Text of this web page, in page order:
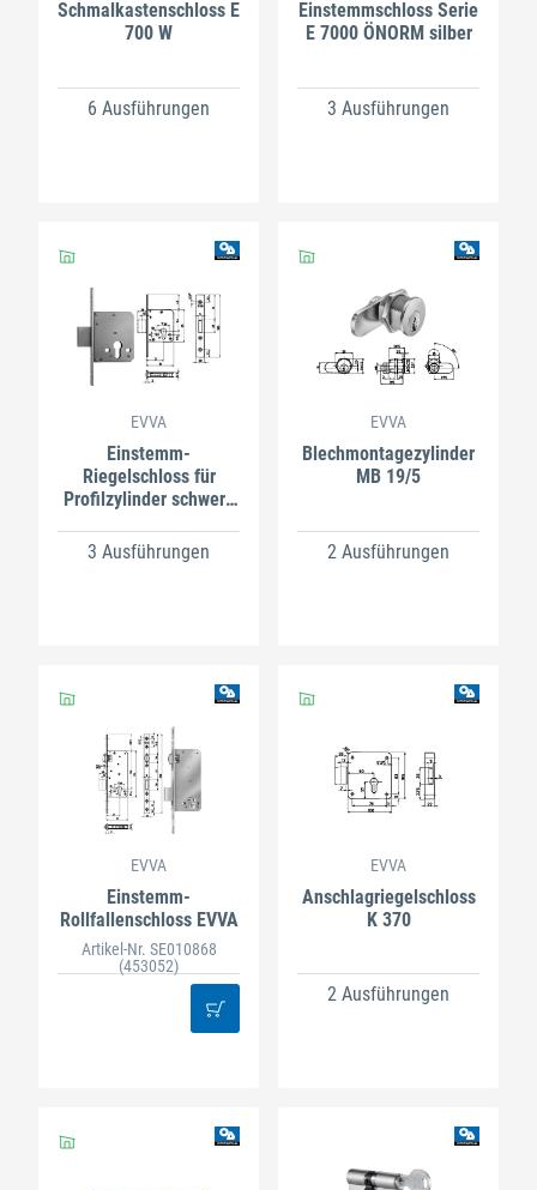
Schmalkastenschloss E
700 W
6 Ausführungen
Einstemmschloss Serie
E 7000 ÖNORM silber
3 Ausführungen
EVVA
Einstemm-
Riegelschloss für
Profilzylinder schwere
3 Ausführungen
EVVA
Blechmontagezylinder
MB 19/5
2 Ausführungen
EVVA
Einstemm-
Rollfallenschloss EVVA
Artikel-Nr. SE010868
(453052)
EVVA
Anschlagriegelschloss
K 370
2 Ausführungen